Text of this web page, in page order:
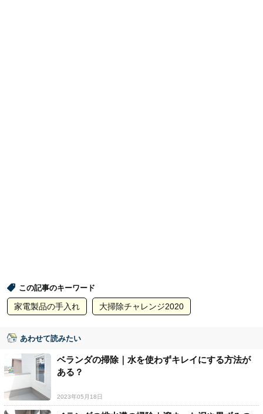
この記事のキーワード
家電製品の手入れ 大掃除チャレンジ2020
あわせて読みたい
ベランダの掃除｜水を使わずキレイにする方法が
ある？
2023年05月18日